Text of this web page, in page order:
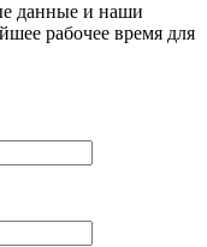
данные и наши
рабочее время для